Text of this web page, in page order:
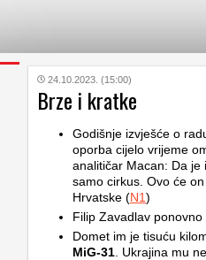
24.10.2023. (15:00)
Brze i kratke
Godišnje izvješće o
oporba cijelo vrijeme
analitičar Macan: Da je
samo cirkus. Ovo će
Hrvatske (N1)
Filip Zavadlav ponovno
Domet im je tisuću
MiG-31 . Ukrajina mu